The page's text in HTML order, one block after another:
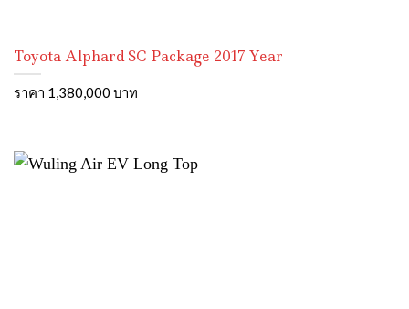
Toyota Alphard SC Package 2017 Year
ราคา 1,380,000 บาท